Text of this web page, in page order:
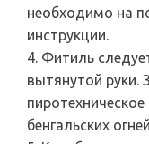
необходимо на
инструкции.
4. Фитиль
вытянутой
бенгальских